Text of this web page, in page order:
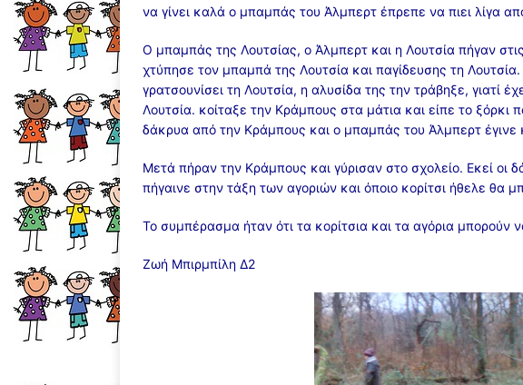
να γίνει καλά ο μπαμπάς του Άλμπερτ έπρεπε να πιει λίγα
Ο μπαμπάς της Λουτσίας, ο Άλμπερτ και η Λουτσία πήγαν
χτύπησε τον μπαμπά της Λουτσία και παγίδευσης τη
γρατσουνίσει τη Λουτσία, η αλυσίδα της την τράβηξε, γιατί
Λουτσία. κοίταξε την Κράμπους στα μάτια και είπε το ξόρκι
δάκρυα από την Κράμπους και ο μπαμπάς του Άλμπερτ έγινε
Μετά πήραν την Κράμπους και γύρισαν στο σχολείο. Εκεί οι
πήγαινε στην τάξη των αγοριών και όποιο κορίτσι ήθελε θα
Το συμπέρασμα ήταν ότι τα κορίτσια και τα αγόρια μπορούν
Ζωή Μπιρμπίλη Δ2